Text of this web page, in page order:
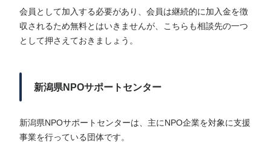
会員として加入する必要があり、会員は継続的に加入金を徴
収されるため無料とはいきませんが、こちらも相談先の一つ
として押さえておきましょう。
新潟県NPOサポートセンター
新潟県NPOサポートセンターは、主にNPO企業を対象に支援
事業を行っている団体です。